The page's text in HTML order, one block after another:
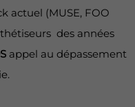
actuel (MUSE, FOO
des années
appel au dépassement